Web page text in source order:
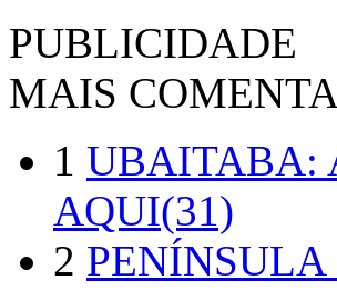
PUBLICIDADE
MAIS
1 UBAITABA:
AQUI(31)
2